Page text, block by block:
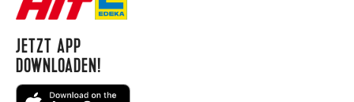
JETZT APP
DOWNLOADEN!